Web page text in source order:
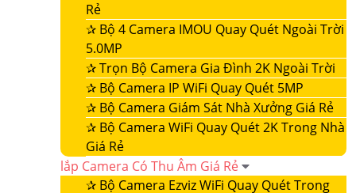
Rẻ
✰ Bộ 4 Camera IMOU Quay Quét Ngoài Trời
5.0MP
✰Trọn Bộ Camera Gia Đình 2K Ngoài Trời
✰ Bộ Camera IP WiFi Quay Quét 5MP
✰ Bộ Camera Giám Sát Nhà Xưởng Giá Rẻ
✰ Bộ Camera WiFi Quay Quét 2K Trong Nhà
Giá Rẻ
lắp Camera Có Thu Âm Giá Rẻ
✰ Bộ Camera Ezviz WiFi Quay Quét Trong